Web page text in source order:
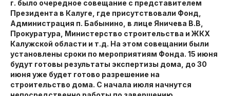
г. было очередное совещание с представителем
Президента в Калуге, где присутствовали Фонд,
Администрация п. Бабынино, в лице Яничева В.В,
Прокуратура, Министерство строительства и ЖКХ
Калужской области и т.д. На этом совещании были
установлены сроки по мероприятиям Фонда. 15 июня
будут готовы результаты экспертизы дома, до 30
июня уже будет готово разрешение на
строительство дома. С начала июля начнутся